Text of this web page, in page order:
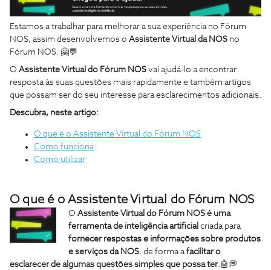
Estamos a trabalhar para melhorar a sua experiência no Fórum
NOS, assim desenvolvemos o Assistente Virtual da NOS no
Fórum NOS. 🤗💬
O Assistente Virtual do Fórum NOS vai ajudá-lo a encontrar
resposta às suas questões mais rapidamente e também artigos
que possam ser do seu interesse para esclarecimentos adicionais.
Descubra, neste artigo:
O que é o Assistente Virtual do Fórum NOS
Como funciona
Como utilizar
O que é o Assistente Virtual do Fórum NOS
O Assistente Virtual do Fórum NOS é uma
ferramenta de inteligência artificial criada para
fornecer respostas e informações sobre produtos
e serviços da NOS, de forma afacilitar o
esclarecer de algumas questões simples que possa ter.🤖💭